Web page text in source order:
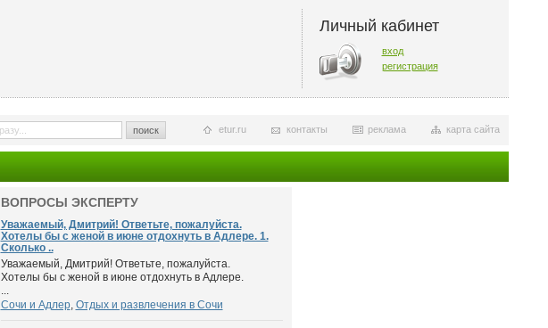
Личный кабинет
вход
регистрация
поиск карта сайта
реклама
контакты
etur.ru
ВОПРОСЫ ЭКСПЕРТУ
Уважаемый, Дмитрий! Ответьте, пожалуйста.
Хотелы бы с женой в июне отдохнуть в Адлере. 1.
Сколько ..
Уважаемый, Дмитрий! Ответьте, пожалуйста.
Хотелы бы с женой в июне отдохнуть в Адлере.
...
Сочи и Адлер, Отдых и развлечения в Сочи